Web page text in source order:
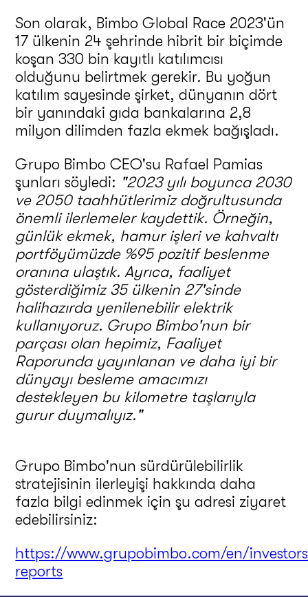
Son olarak, Bimbo Global Race 2023'ün
17 ülkenin 24 şehrinde hibrit bir biçimde
koşan 330 bin kayıtlı katılımcısı
olduğunu belirtmek gerekir. Bu yoğun
katılım sayesinde şirket, dünyanın dört
bir yanındaki gıda bankalarına 2,8
milyon dilimden fazla ekmek bağışladı.
Grupo Bimbo CEO'su Rafael Pamias
şunları söyledi: "2023 yılı boyunca 2030
ve 2050 taahhütlerimiz doğrultusunda
önemli ilerlemeler kaydettik. Örneğin,
günlük ekmek, hamur işleri ve kahvaltı
portföyümüzde %95 pozitif beslenme
oranına ulaştık. Ayrıca, faaliyet
gösterdiğimiz 35 ülkenin 27'sinde
halihazırda yenilenebilir elektrik
kullanıyoruz. Grupo Bimbo'nun bir
parçası olan hepimiz, Faaliyet
Raporunda yayınlanan ve daha iyi bir
dünyayı besleme amacımızı
destekleyen bu kilometre taşlarıyla
gurur duymalıyız."
Grupo Bimbo'nun sürdürülebilirlik
stratejisinin ilerleyişi hakkında daha
fazla bilgi edinmek için şu adresi ziyaret
edebilirsiniz:
https://www.grupobimbo.com/en/
reports